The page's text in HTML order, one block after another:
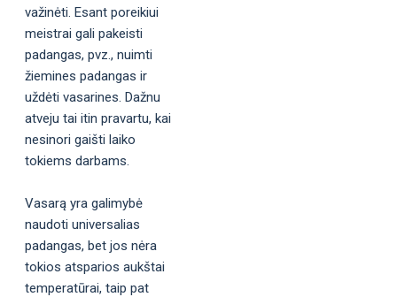
važinėti. Esant poreikiui
meistrai gali pakeisti
padangas, pvz., nuimti
žiemines padangas ir
uždėti vasarines. Dažnu
atveju tai itin pravartu, kai
nesinori gaišti laiko
tokiems darbams.
Vasarą yra galimybė
naudoti universalias
padangas, bet jos nėra
tokios atsparios aukštai
temperatūrai, taip pat